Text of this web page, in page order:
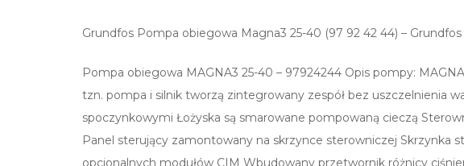
Grundfos Pompa obiegowa Magna3 25-40 (97 92 42 44) – Grundfos
Pompa obiegowa MAGNA3 25-40 – 97924244 Opis pompy:
tzn. pompa i silnik tworzą zintegrowany zespół bez uszczelnienia
spoczynkowymi Łożyska są smarowane pompowaną cieczą
Panel sterujący zamontowany na skrzynce sterowniczej Skrzynka
opcjonalnych modułów CIM Wbudowany przetwornik różnicy